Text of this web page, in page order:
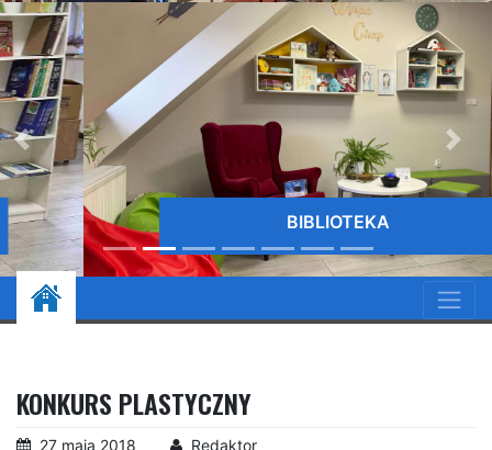
BIBLIOTEKA
KONKURS PLASTYCZNY
27 maja 2018 Redaktor